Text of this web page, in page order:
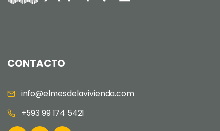
CONTACTO
info@elmesdelavivienda.com
+593 99 174 5421